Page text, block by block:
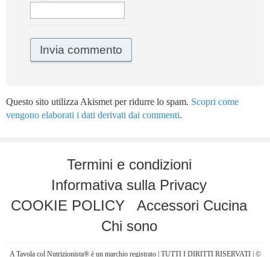
Questo sito utilizza Akismet per ridurre lo spam. Scopri come
vengono elaborati i dati derivati dai commenti.
Termini e condizioni
Informativa sulla Privacy
COOKIE POLICY
Accessori Cucina
Chi sono
A Tavola col Nutrizionista® è un marchio registrato | TUTTI I DIRITTI RISERVATI | ©